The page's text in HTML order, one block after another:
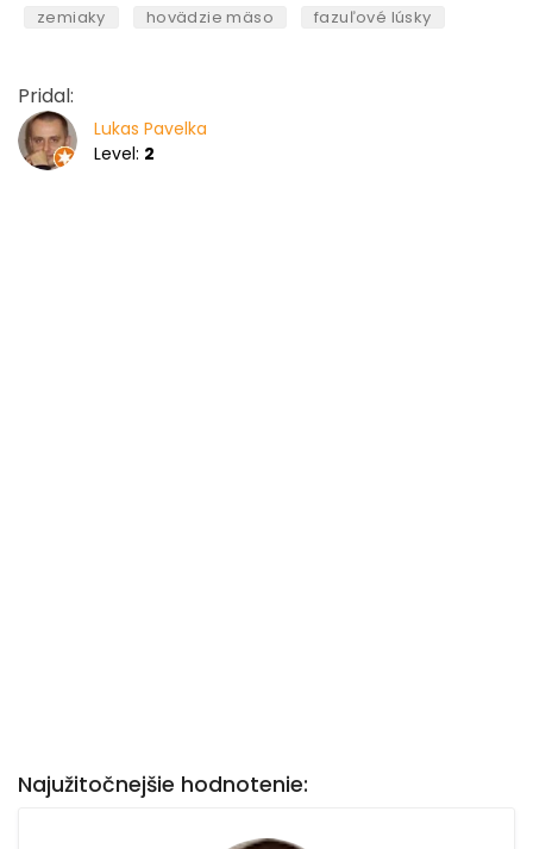
zemiaky hovädzie mäso fazuľové lúsky
Pridal:
Lukas Pavelka
Level: 2
Najužitočnejšie hodnotenie: